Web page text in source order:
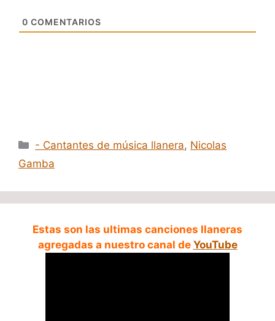
0 COMENTARIOS
Categorías
- Cantantes de música llanera, Nicolas
Gamba
Estas son las ultimas canciones llaneras
agregadas a nuestro canal de YouTube